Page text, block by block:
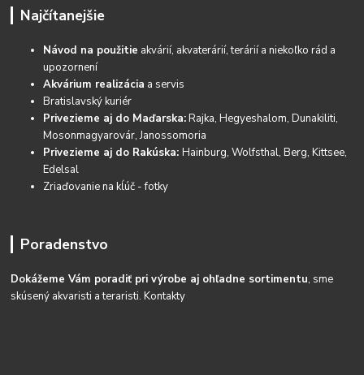
Najčítanejšie
Návod na použitie akvárií, akvaterárií, terárií a niekoľko rád a
upozornení
Akvárium realizácia a servis
Bratislavský kuriér
Privezieme aj do Maďarska:Rajka, Hegyeshalom, Dunakiliti,
Mosonmagyarovár, Janossomoria
Privezieme aj do Rakúska:Hainburg, Wolfsthal, Berg, Kittsee,
Edelsal
Zriaďovanie na kĺúč - fotky
Poradenstvo
Dokážeme Vám poradiť pri výrobe aj ohľadne sortimentu, sme
skúsený akvaristi a teraristi.Kontakty